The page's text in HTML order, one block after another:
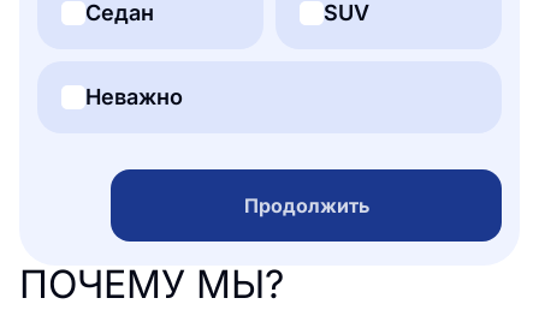
Седан SUV
Неважно
Продолжить
ПОЧЕМУ МЫ?